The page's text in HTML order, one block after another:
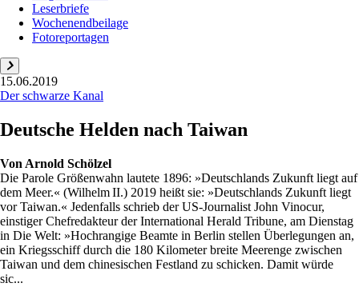
Leserbriefe
Wochenendbeilage
Fotoreportagen
15.06.2019
Der schwarze Kanal
Deutsche Helden nach Taiwan
Von Arnold Schölzel
Die Parole Größenwahn lautete 1896: »Deutschlands Zukunft liegt auf
dem Meer.« (Wilhelm II.) 2019 heißt sie: »Deutschlands Zukunft liegt
vor Taiwan.« Jedenfalls schrieb der US-Journalist John Vinocur,
einstiger Chefredakteur der International Herald Tribune, am Dienstag
in Die Welt: »Hochrangige Beamte in Berlin stellen Überlegungen an,
ein Kriegsschiff durch die 180 Kilometer breite Meerenge zwischen
Taiwan und dem chinesischen Festland zu schicken. Damit würde
sic...